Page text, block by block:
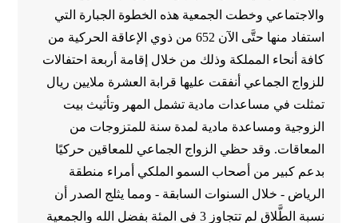
والاجتماعي وخطت الجمعية هذه الخطوة الجبارة التي
استفاد منها حتَّى الآن 652 من ذوي الإعاقة الحركية من
كافة أنحاء المملكة وذلك من خلال إقامة أربعة احتفالات
للزواج الجماعي أنفقت عليها قرابة العشرة ملايين ريال
تمثلت في مساعدات مادية تشمل المهر وتأثيث بيت
الزوجية ومساعدة مادية لمدة سنة للمتزوجات من
المعاقات. وقد حظي الزواج الجماعي للمعاقين حركيًا
بدعم كبير من أصحاب السمو الملكي أمراء منطقة
الرياض - خلال السنوات السابقة - ومما يثلج الصدر أن
نسبة الطَّلاق لم تتجاوز 3 في المئة بفضل الله والجمعية